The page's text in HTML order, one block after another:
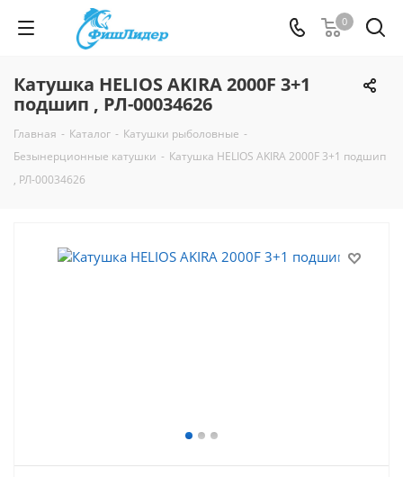
0
Катушка HELIOS AKIRA 2000F 3+1
подшип , РЛ-00034626
Главная - Каталог - Катушки рыболовные -
Безынерционные катушки - Катушка HELIOS AKIRA 2000F 3+1 подшип
, РЛ-00034626